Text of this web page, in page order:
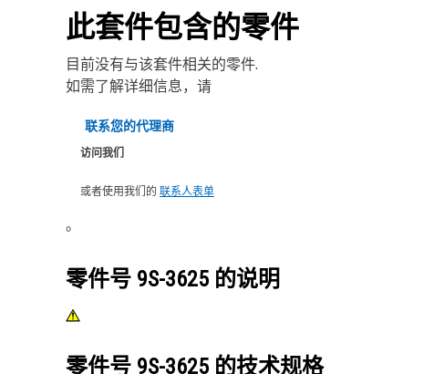
此套件包含的零件
目前没有与该套件相关的零件.
如需了解详细信息，请
联系您的代理商
访问我们
或者使用我们的 联系人表单
。
零件号 9S-3625 的说明
零件号 9S-3625 的技术规格